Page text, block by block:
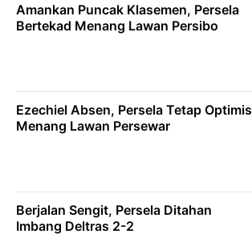
Amankan Puncak Klasemen, Persela
Bertekad Menang Lawan Persibo
Ezechiel Absen, Persela Tetap Optimis
Menang Lawan Persewar
Berjalan Sengit, Persela Ditahan
Imbang Deltras 2-2